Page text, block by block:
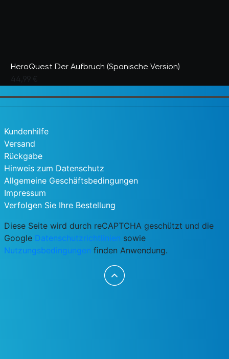
HeroQuest Der Aufbruch (Spanische Version)
44,99 €
Kundenhilfe
Versand
Rückgabe
Hinweis zum Datenschutz
Allgemeine Geschäftsbedingungen
Impressum
Verfolgen Sie Ihre Bestellung
Diese Seite wird durch reCAPTCHA geschützt und die
Google Datenschutzrichtlinien sowie
Nutzungsbedingungen finden Anwendung.